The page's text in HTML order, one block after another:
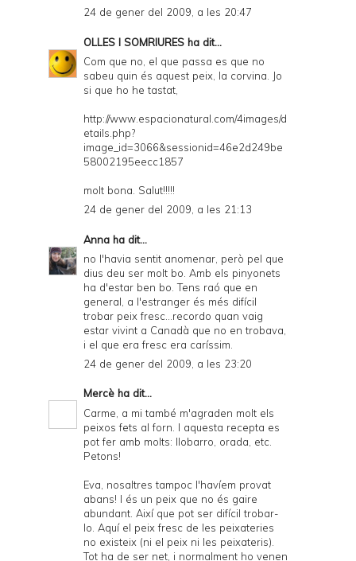
24 de gener del 2009, a les 20:47
OLLES I SOMRIURES ha dit...
Com que no, el que passa es que no
sabeu quin és aquest peix, la corvina. Jo
si que ho he tastat,
http://www.espacionatural.com/4images/d
etails.php?
image_id=3066&sessionid=46e2d249be
58002195eecc1857
molt bona. Salut!!!!!
24 de gener del 2009, a les 21:13
Anna ha dit...
no l'havia sentit anomenar, però pel que
dius deu ser molt bo. Amb els pinyonets
ha d'estar ben bo. Tens raó que en
general, a l'estranger és més difícil
trobar peix fresc...recordo quan vaig
estar vivint a Canadà que no en trobava,
i el que era fresc era caríssim.
24 de gener del 2009, a les 23:20
Mercè ha dit...
Carme, a mi també m'agraden molt els
peixos fets al forn. I aquesta recepta es
pot fer amb molts: llobarro, orada, etc.
Petons!
Eva, nosaltres tampoc l'havíem provat
abans! I és un peix que no és gaire
abundant. Així que pot ser difícil trobar-
lo. Aquí el peix fresc de les peixateries
no existeix (ni el peix ni les peixateris).
Tot ha de ser net, i normalment ho venen